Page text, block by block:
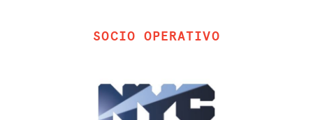
SOCIO OPERATIVO